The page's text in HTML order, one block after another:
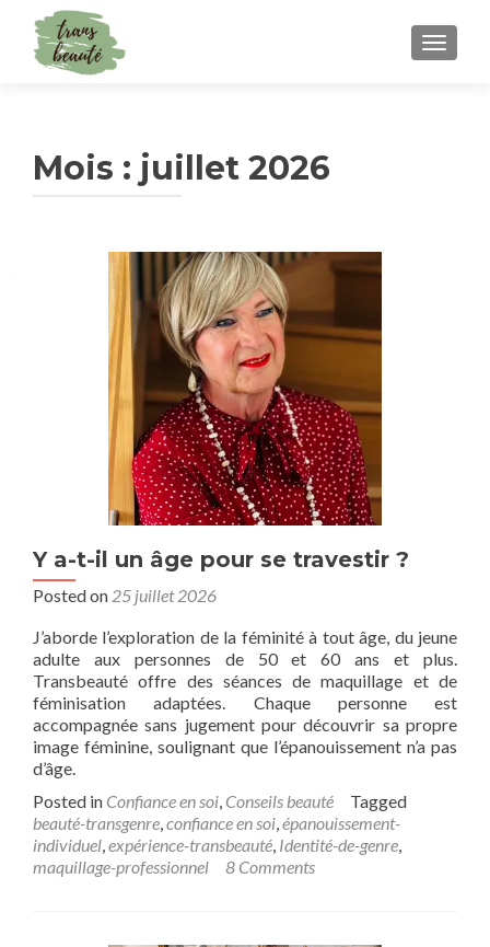
Mois : juillet 2026
Y a-t-il un âge pour se travestir ?
Posted on 25 juillet 2026
J’aborde l’exploration de la féminité à tout âge, du jeune
adulte aux personnes de 50 et 60 ans et plus.
Transbeauté offre des séances de maquillage et de
féminisation adaptées. Chaque personne est
accompagnée sans jugement pour découvrir sa propre
image féminine, soulignant que l’épanouissement n’a pas
d’âge.
Posted in Confiance en soi, Conseils beauté
Tagged
beauté-transgenre,confiance en soi,épanouissement-
individuel,expérience-transbeauté, Identité-de-genre,
maquillage-professionnel
8 Comments